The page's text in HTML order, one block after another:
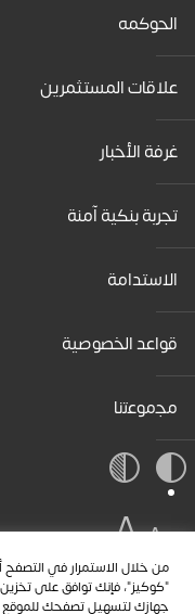
من خلال الاستمرار في التصفح
"كوكيز"، فإنك توافق على
جهازك لتسهيل تصفحك للموقع
الحوكمه
علاقات المستثمرين
غرفة الأخبار
تجربة بنكية آمنة
الاستدامة
قواعد الخصوصية
ﻣﺟﻣوﻋﺗﻧﺎ
A
A
A